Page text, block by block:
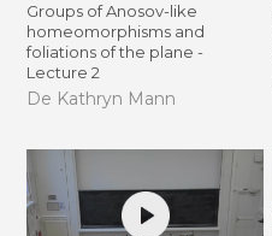
Groups of Anosov-like
homeomorphisms and
foliations of the plane -
Lecture 2
De Kathryn Mann